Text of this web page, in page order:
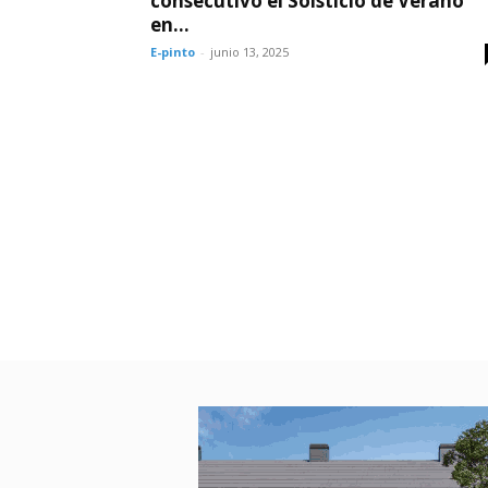
en...
E-pinto - junio 13, 2025